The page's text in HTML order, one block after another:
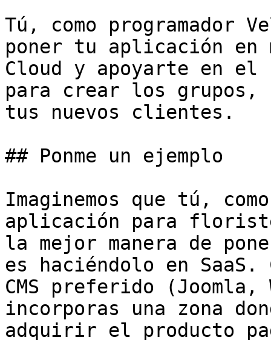
Tú, como programador
poner tu aplicación en
Cloud y apoyarte en el
para crear los grupos,
tus nuevos clientes.
## Ponme un ejemplo
Imaginemos que tú,
aplicación para
la mejor manera de
es haciéndolo en SaaS.
CMS preferido
incorporas una zona
adquirir el producto